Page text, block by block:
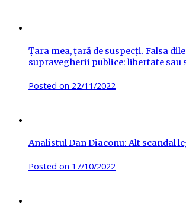
Țara mea, țară de suspecți. Falsa
supravegherii publice: libertate sau
Posted on 22/11/2022
Analistul Dan Diaconu: Alt scandal
Posted on 17/10/2022